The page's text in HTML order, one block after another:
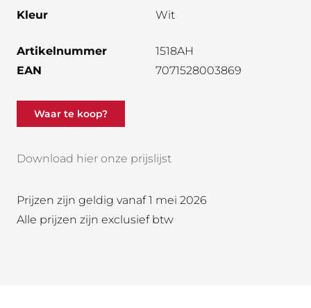
Kleur Wit
Artikelnummer
1518AH
EAN
7071528003869
Waar te koop?
Download hier onze prijslijst
Prijzen zijn geldig vanaf 1 mei 2026
Alle prijzen zijn exclusief btw